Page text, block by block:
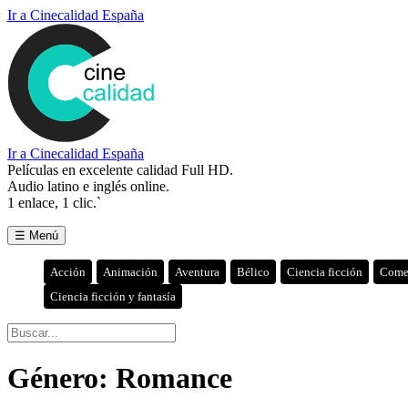
Ir a Cinecalidad España
Ir a Cinecalidad España
Películas en excelente calidad Full HD.
Audio latino e inglés online.
1 enlace, 1 clic.`
☰ Menú
Acción Animación Aventura Bélico Ciencia ficción
Ciencia ficción y fantasía
Género: Romance